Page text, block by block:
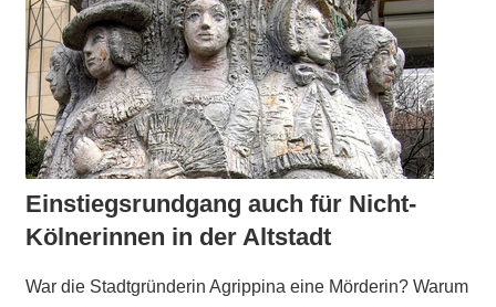
Einstiegsrundgang auch für Nicht-
Kölnerinnen in der Altstadt
War die Stadtgründerin Agrippina eine Mörderin? Warum